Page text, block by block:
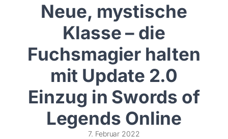
Neue, mystische
Klasse – die
Fuchsmagier halten
mit Update 2.0
Einzug in Swords of
Legends Online
7. Februar 2022